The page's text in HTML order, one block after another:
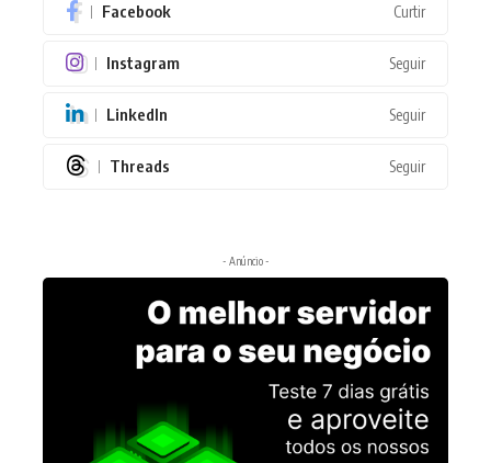
Facebook Curtir
Instagram Seguir
LinkedIn Seguir
Threads Seguir
- Anúncio -